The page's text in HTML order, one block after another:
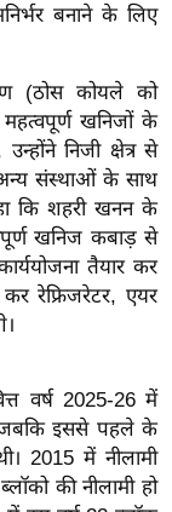
बनाने के लिए
(ठोस कोयले को
खनिजों के
निजी क्षेत्र से
अन्य संस्थाओं के साथ
कि शहरी खनन के
खनिज कबाड़ से
तैयार कर
रेफ्रिजरेटर, एयर
वर्ष 2025-26 में
जबकि इससे पहले के
2015 में नीलामी
की नीलामी हो